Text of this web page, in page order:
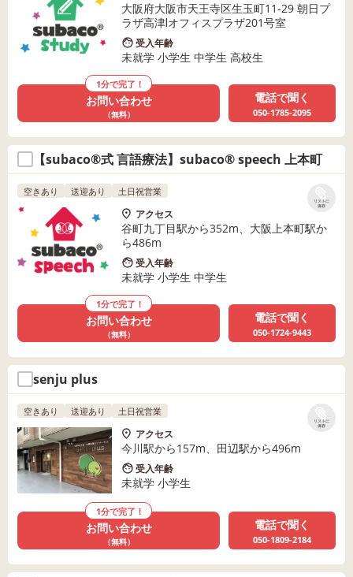
大阪府大阪市天王寺区生玉町11-29 朝日プ
ラザ高津Ⅰオフィスプラザ201号室
受入年齢
未就学 小学生 中学生 高校生
1分で完了！
お問い合わせ
（無料）
電話で聞く
050-1785-2095
【subaco®式 言語療法】subaco® speech 上本町
リストに
保存
空きあり 送迎あり 土日祝営業
アクセス
谷町九丁目駅から352m、大阪上本町駅か
ら486m
受入年齢
未就学 小学生 中学生
1分で完了！
お問い合わせ
（無料）
電話で聞く
050-1724-9443
senju plus
リストに
保存
空きあり 送迎あり 土日祝営業
アクセス
今川駅から157m、田辺駅から496m
受入年齢
未就学 小学生
1分で完了！
お問い合わせ
（無料）
電話で聞く
050-1809-2184